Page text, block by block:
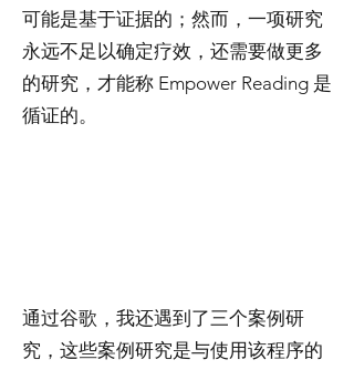
可能是基于证据的；然而，一项研究
永远不足以确定疗效，还需要做更多
的研究，才能称 Empower Reading 是
循证的。
通过谷歌，我还遇到了三个案例研
究，这些案例研究是与使用该程序的